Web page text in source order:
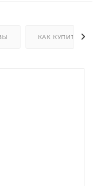
КАК КУПИТЬ